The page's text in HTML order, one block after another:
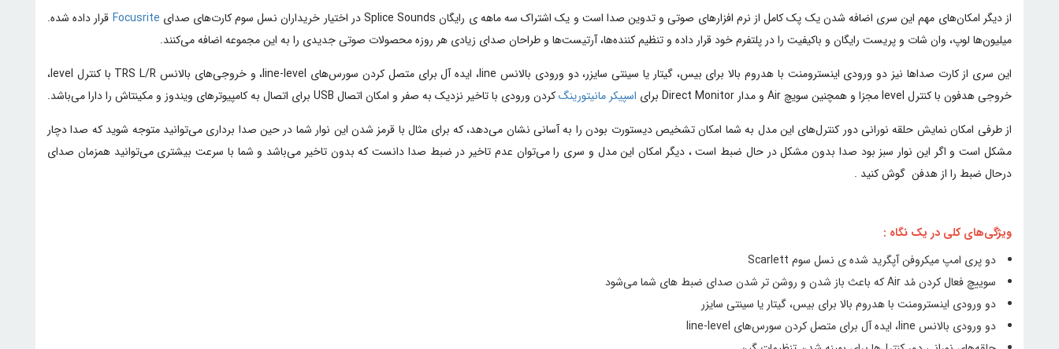
از دیگر امکان‌های مهم این سری اضافه شدن یک پک کامل از نرم افزارهای صوتی و تدوین صدا است و یک اشتراک سه ماهه ی رایگان Splice Sounds در اختیار خریداران نسل سوم کارت‌های صدای
Focusrite قرار داده شده.
میلیون‌ها لوپ، وان شات و پریست رایگان و باکیفیت را در پلتفرم خود قرار داده و تنظیم کننده‌ها، آرتیست‌ها و طراحان صدای زیادی هر روزه محصولات صوتی جدیدی را به این مجموعه اضافه می‌کنند.
این سری از کارت صداها نیز دو ورودی اینسترومنت با هدروم بالا برای بیس، گیتار یا سینتی سایزر، دو ورودی بالانس line، ایده آل برای متصل کردن سورس‌های line-level، و خروجی‌های بالانس TRS L/R با کنترل level،
خروجی هدفون با کنترل level مجزا و همچنین سویچ Air و مدار Direct Monitor برای
اسپیکر مانیتورینگکردن ورودی با تاخیر نزدیک به صفر و امکان اتصال USB برای اتصال به کامپیوترهای ویندوز و مکینتاش را دارا می‌باشد.
از طرفی امکان نمایش حلقه نورانی دور کنترل‌های این مدل به شما امکان تشخیص دیستورت بودن را به آسانی نشان می‌دهد، که برای مثال با قرمز شدن این نوار شما در حین صدا برداری می‌توانید متوجه شوید که صدا دچار
مشکل است و اگر این نوار سبز بود صدا بدون مشکل در حال ضبط است ، دیگر امکان این مدل و سری را می‌توان عدم تاخیر در ضبط صدا دانست که بدون تاخیر می‌باشد و شما با سرعت بیشتری می‌توانید همزمان صدای
درحال ضبط را از هدفن گوش کنید .
ویژگی‌های کلی در یک نگاه :
دو پری امپ میکروفن آپگرید شده ی نسل سوم Scarlett
سوییچ فعال کردن مُد Air که باعث باز شدن و روشن تر شدن صدای ضبط های شما می‌شود
دو ورودی اینسترومنت با هدروم بالا برای بیس، گیتار یا سینتی سایزر
دو ورودی بالانس line، ایده آل برای متصل کردن سورس‌های line-level